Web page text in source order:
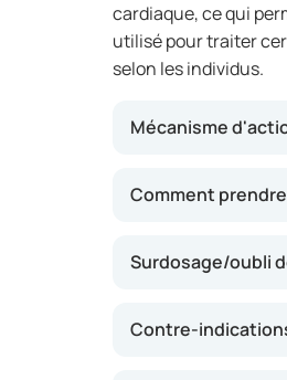
cardiaque, ce qui
utilisé pour traiter
selon les individus.
Mécanisme
Bisoprolol agit en
l’adrénaline, sur
cœur, ce qui peut
Comment
Surdosage/oubli
Contre-